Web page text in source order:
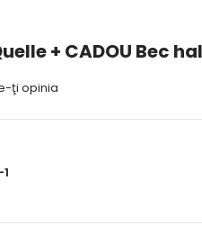
+ CADOU Bec
ţi opinia